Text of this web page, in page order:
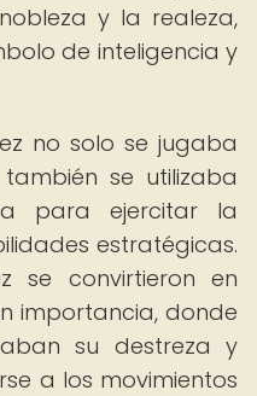
y la realeza,
de inteligencia y
no solo se jugaba
se utilizaba
para ejercitar la
estratégicas.
se convirtieron en
importancia, donde
su destreza y
a los movimientos